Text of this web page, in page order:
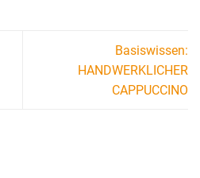
Basiswissen:
HANDWERKLICHER
CAPPUCCINO